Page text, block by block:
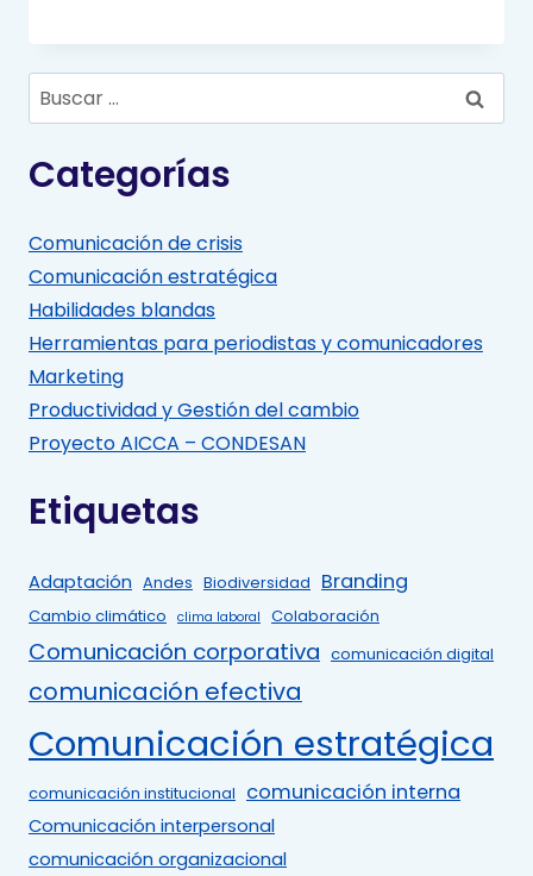
Buscar:
Categorías
Comunicación de crisis
Comunicación estratégica
Habilidades blandas
Herramientas para periodistas y comunicadores
Marketing
Productividad y Gestión del cambio
Proyecto AICCA – CONDESAN
Etiquetas
Adaptación Andes Biodiversidad Branding
Cambio climático clima laboral Colaboración
Comunicación corporativa comunicación digital
comunicación efectiva
Comunicación estratégica
comunicación institucional comunicación interna
Comunicación interpersonal
comunicación organizacional